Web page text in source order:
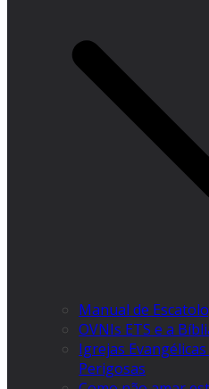
Manual de
OVNIs ETS e a
Igrejas
Perigosas